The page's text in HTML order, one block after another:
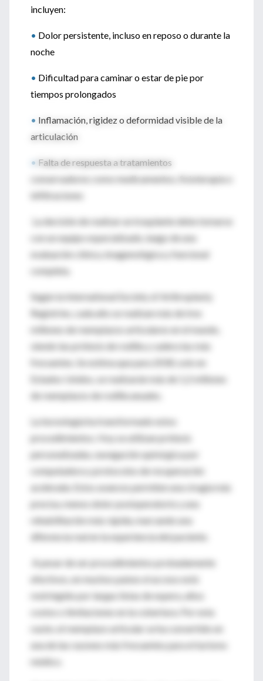
incluyen:
• Dolor persistente, incluso en reposo o durante la
noche
• Dificultad para caminar o estar de pie por
tiempos prolongados
• Inflamación, rigidez o deformidad visible de la
articulación
• Falta de respuesta a tratamientos
conservadores como medicamentos, fisioterapia o
infiltraciones
La decisión de realizar un trasplante debe tomarse
con un equipo especializado, luego de una
evaluación clínica, imagenológica y funcional
completa.
Según la International Society of Arthroplasty
Registries, cada año se realizan más de tres
millones de reemplazos articulares en el mundo,
siendo las prótesis de rodilla y cadera las más
frecuentes. Se estima que para 2030, solo en
Estados Unidos, se realizarán más de 1,2 millones
de reemplazos de rodilla anuales.
La tecnología ha transformado estos
procedimientos. Hoy se utilizan prótesis
personalizadas, navegación quirúrgica por
computadora y protocolos de recuperación
acelerada. Estos avances permiten una cirugía más
precisa, menos dolor postoperatorio y una
rehabilitación más rápida, marcando una
diferencia real en la experiencia del paciente.
A pesar de ser procedimientos probadamente
efectivos, en muchos países el acceso está
restringido por largas listas de espera, altos
costos o limitaciones en la cobertura. Por esta
razón, el reemplazo articular se ha convertido en
una de las razones más frecuentes para el turismo
médico.